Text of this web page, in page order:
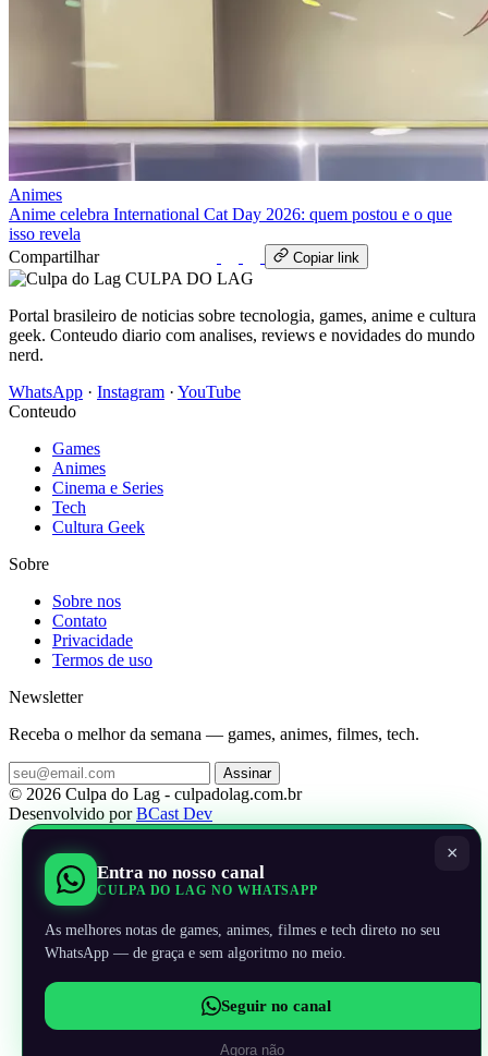
Animes
Anime celebra International Cat Day 2026: quem postou e o que
isso revela
Compartilhar
Copiar link
CULPA DO LAG
Portal brasileiro de noticias sobre tecnologia, games, anime e cultura
geek. Conteudo diario com analises, reviews e novidades do mundo
nerd.
WhatsApp · Instagram · YouTube
Conteudo
Games
Animes
Cinema e Series
Tech
Cultura Geek
Sobre
Sobre nos
Contato
Privacidade
Termos de uso
Newsletter
Receba o melhor da semana — games, animes, filmes, tech.
Assinar
© 2026 Culpa do Lag - culpadolag.com.br
Desenvolvido porBCast Dev
×
Entra no nosso canal
CULPA DO LAG NO WHATSAPP
As melhores notas de games, animes, filmes e tech direto no seu
WhatsApp — de graça e sem algoritmo no meio.
Seguir no canal
Agora não